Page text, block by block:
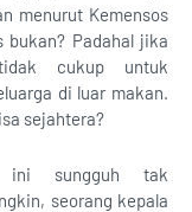
menurut Kemensos
Padahal jika
cukup untuk
di luar makan.
sejahtera?
ini sungguh tak
seorang kepala